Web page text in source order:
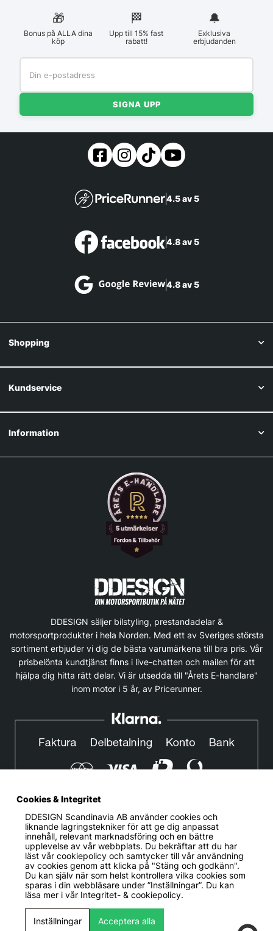
🎁
Bonus på ALLA dina
köp
🏁︎
Upp till 15% fast
rabatt!
🔔
Exklusiva
erbjudanden
SIGNA UPP
4.5 av 5
4.8 av 5
4.8 av 5
Shopping
Kundservice
Information
DDESIGN säljer bilstyling, prestandadelar &
motorsportprodukter i hela Norden. Med ett av Sveriges största
sortiment erbjuder vi dig de bästa varumärkena till bra pris. Vår
prisbelönta kundtjänst finns i live-chatten och mailen för att
hjälpa dig hitta rätt delar. Vi är utsedda till "Årets E-handlare"
inom motor i 5 år, av Pricerunner.
© DDESIGN. Alla rättigheter reserverade.
Om oss|Privacy policy|Cookiepolicy|Köp- och
leveransvillkor
Telefonnummer: 019-507 40 01
Helgfria vardagar 10:00-12:00
DDESIGN Scandinavia AB Organisationsnummer:
Mosåsvägen 142, 702 36 Örebro
Cookies & Integritet
DDESIGN Scandinavia ABanvänder cookies och
liknande lagringstekniker för att ge dig anpassat
innehåll, relevant marknadsföring och en bättre
upplevelse av vår webbplats. Du bekräftar att du har
läst vår cookiepolicy och samtycker till vår användning
av cookies genom att klicka på "Stäng och godkänn".
Du kan själv när som helst kontrollera vilka cookies som
sparas i din webbläsare under ”Inställningar”. Du kan
läsa mer i vår Integritet- & cookiepolicy.
Inställningar Acceptera alla